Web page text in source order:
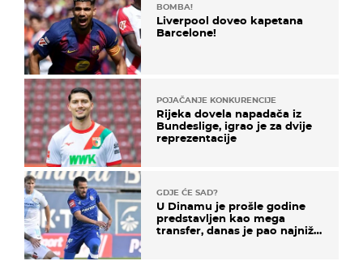
BOMBA!
Liverpool doveo kapetana
Barcelone!
POJAČANJE KONKURENCIJE
Rijeka dovela napadača iz
Bundeslige, igrao je za dvije
reprezentacije
GDJE ĆE SAD?
U Dinamu je prošle godine
predstavljen kao mega
transfer, danas je pao najniže